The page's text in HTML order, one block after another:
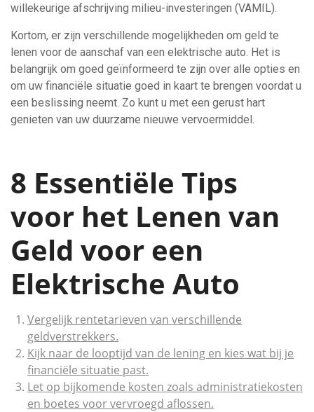
willekeurige afschrijving milieu-investeringen (VAMIL).
Kortom, er zijn verschillende mogelijkheden om geld te
lenen voor de aanschaf van een elektrische auto. Het is
belangrijk om goed geïnformeerd te zijn over alle opties en
om uw financiële situatie goed in kaart te brengen voordat u
een beslissing neemt. Zo kunt u met een gerust hart
genieten van uw duurzame nieuwe vervoermiddel.
8 Essentiële Tips
voor het Lenen van
Geld voor een
Elektrische Auto
Vergelijk rentetarieven van verschillende
geldverstrekkers.
Kijk naar de looptijd van de lening en kies wat bij je
financiële situatie past.
Let op bijkomende kosten zoals administratiekosten
en boetes voor vervroegd aflossen.